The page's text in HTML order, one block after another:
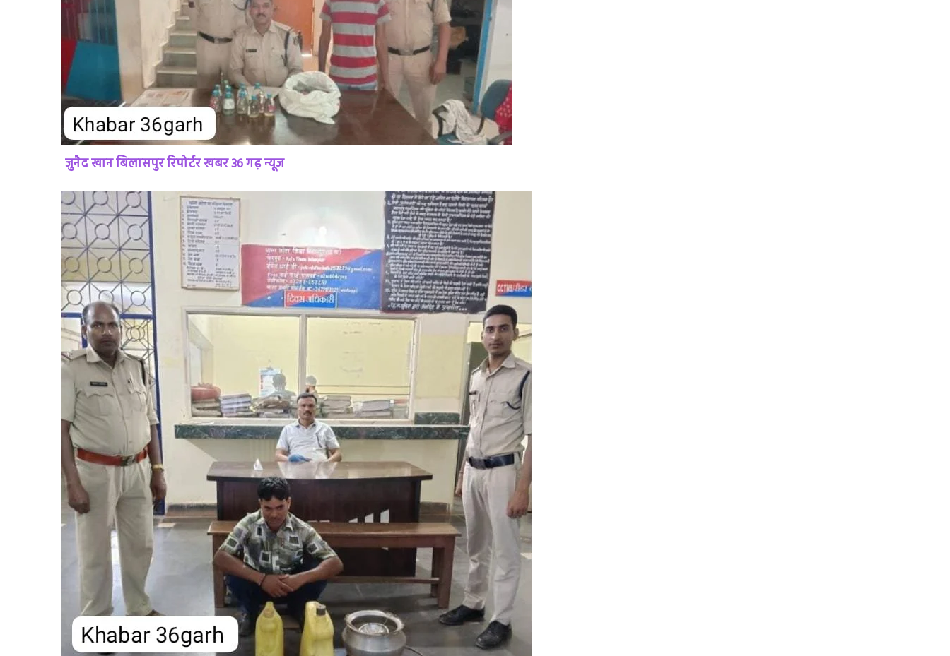
जुनैद खान बिलासपुर रिपोर्टर खबर 36 गढ़ न्यूज